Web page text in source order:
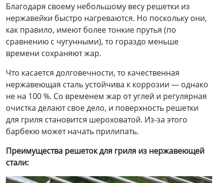
Благодаря своему небольшому весу решетки из
нержавейки быстро нагреваются. Но поскольку они,
как правило, имеют более тонкие прутья (по
сравнению с чугунными), то гораздо меньше
времени сохраняют жар.
Что касается долговечности, то качественная
нержавеющая сталь устойчива к коррозии — однако
не на 100 %. Со временем жар от углей и регулярная
очистка делают свое дело, и поверхность решетки
для гриля становится шероховатой. Из-за этого
барбекю может начать прилипать.
Преимущества решеток для гриля из нержавеющей
стали: